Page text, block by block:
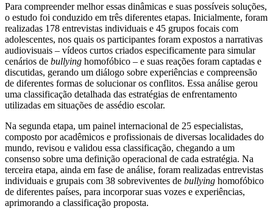
Para compreender melhor essas dinâmicas e suas possíveis soluções,
o estudo foi conduzido em três diferentes etapas. Inicialmente, foram
realizadas 178 entrevistas individuais e 45 grupos focais com
adolescentes, nos quais os participantes foram expostos a narrativas
audiovisuais – vídeos curtos criados especificamente para simular
cenários de bullying homofóbico – e suas reações foram captadas e
discutidas, gerando um diálogo sobre experiências e compreensão
de diferentes formas de solucionar os conflitos. Essa análise gerou
uma classificação detalhada das estratégias de enfrentamento
utilizadas em situações de assédio escolar.
Na segunda etapa, um painel internacional de 25 especialistas,
composto por acadêmicos e profissionais de diversas localidades do
mundo, revisou e validou essa classificação, chegando a um
consenso sobre uma definição operacional de cada estratégia. Na
terceira etapa, ainda em fase de análise, foram realizadas entrevistas
individuais e grupais com 38 sobreviventes de bullying homofóbico
de diferentes países, para incorporar suas vozes e experiências,
aprimorando a classificação proposta.